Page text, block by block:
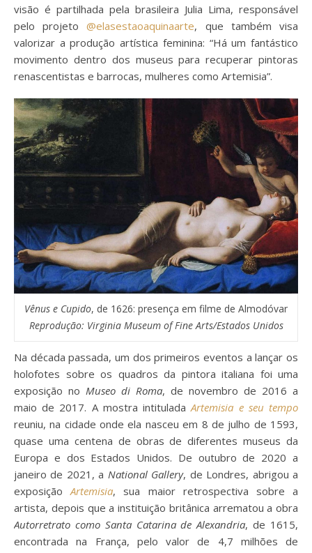
visão é partilhada pela brasileira Julia Lima, responsável
pelo projeto@elasestaoaquinaarte, que também visa
valorizar a produção artística feminina: “Há um fantástico
movimento dentro dos museus para recuperar pintoras
renascentistas e barrocas, mulheres como Artemisia”.
Vênus e Cupido, de 1626: presença em filme de Almodóvar
Reprodução: Virginia Museum of Fine Arts/Estados Unidos
Na década passada, um dos primeiros eventos a lançar os
holofotes sobre os quadros da pintora italiana foi uma
exposição no Museo di Roma, de novembro de 2016 a
maio de 2017. A mostra intituladaArtemisia e seu tempo
reuniu, na cidade onde ela nasceu em 8 de julho de 1593,
quase uma centena de obras de diferentes museus da
Europa e dos Estados Unidos. De outubro de 2020 a
janeiro de 2021, a National Gallery, de Londres, abrigou a
exposiçãoArtemisia, sua maior retrospectiva sobre a
artista, depois que a instituição britânica arrematou a obra
Autorretrato como Santa Catarina de Alexandria, de 1615,
encontrada na França, pelo valor de 4,7 milhões de